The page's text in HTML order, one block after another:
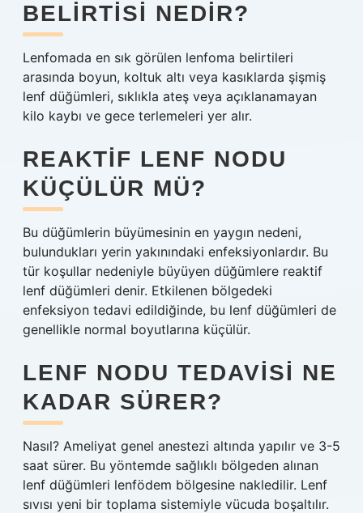
BELIRTISI NEDIR?
Lenfomada en sık görülen lenfoma belirtileri
arasında boyun, koltuk altı veya kasıklarda şişmiş
lenf düğümleri, sıklıkla ateş veya açıklanamayan
kilo kaybı ve gece terlemeleri yer alır.
REAKTIF LENF NODU
KÜÇÜLÜR MÜ?
Bu düğümlerin büyümesinin en yaygın nedeni,
bulundukları yerin yakınındaki enfeksiyonlardır. Bu
tür koşullar nedeniyle büyüyen düğümlere reaktif
lenf düğümleri denir. Etkilenen bölgedeki
enfeksiyon tedavi edildiğinde, bu lenf düğümleri de
genellikle normal boyutlarına küçülür.
LENF NODU TEDAVISI NE
KADAR SÜRER?
Nasıl? Ameliyat genel anestezi altında yapılır ve 3-5
saat sürer. Bu yöntemde sağlıklı bölgeden alınan
lenf düğümleri lenfödem bölgesine nakledilir. Lenf
sıvısı yeni bir toplama sistemiyle vücuda boşaltılır.